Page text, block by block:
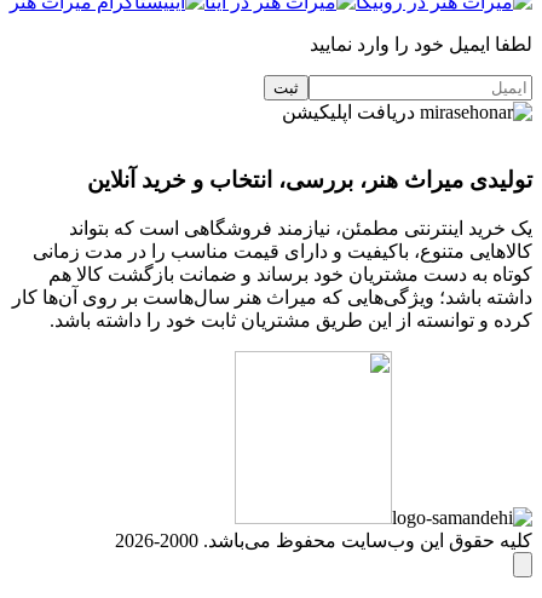
لطفا ایمیل خود را وارد نمایید
دریافت اپلیکیشن
تولیدی میراث هنر، بررسی، انتخاب و خرید آنلاین
یک خرید اینترنتی مطمئن، نیازمند فروشگاهی است که بتواند
کالاهایی متنوع، باکیفیت و دارای قیمت مناسب را در مدت زمانی
کوتاه به دست مشتریان خود برساند و ضمانت بازگشت کالا هم
داشته باشد؛ ویژگی‌هایی که میراث هنر سال‌هاست بر روی آن‌ها کار
کرده و توانسته از این طریق مشتریان ثابت خود را داشته باشد.
کلیه حقوق این وب‌سایت محفوظ می‌باشد. 2000-2026